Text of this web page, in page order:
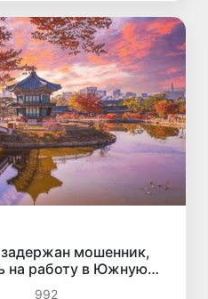
мошенник,
на работу в Южную
992